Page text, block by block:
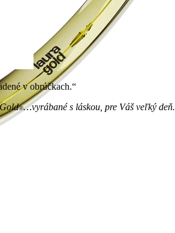
v obrúčkach.“
®…vyrábané s láskou, pre Váš veľký deň.